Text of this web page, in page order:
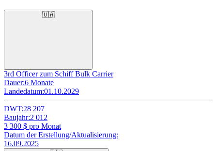
🇺🇦
3rd Officer zum Schiff Bulk Carrier
Dauer:6 Monate
Landedatum:01.10.2029
DWT:28 207
Baujahr:2 012
3 300 $ pro Monat
Datum der Erstellung/Aktualisierung:
16.09.2025